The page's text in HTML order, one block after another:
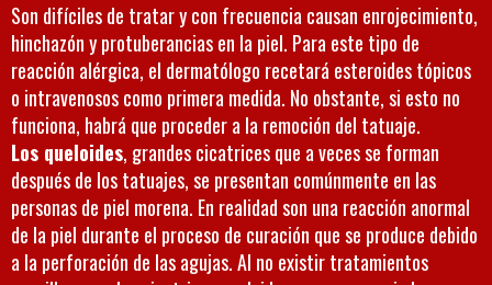
Son difíciles de tratar y con frecuencia causan enrojecimiento,
hinchazón y protuberancias en la piel. Para este tipo de
reacción alérgica, el dermatólogo recetará esteroides tópicos
o intravenosos como primera medida. No obstante, si esto no
funciona, habrá que proceder a la remoción del tatuaje.
Los queloides, grandes cicatrices que a veces se forman
después de los tatuajes, se presentan comúnmente en las
personas de piel morena. En realidad son una reacción anormal
de la piel durante el proceso de curación que se produce debido
a la perforación de las agujas. Al no existir tratamientos